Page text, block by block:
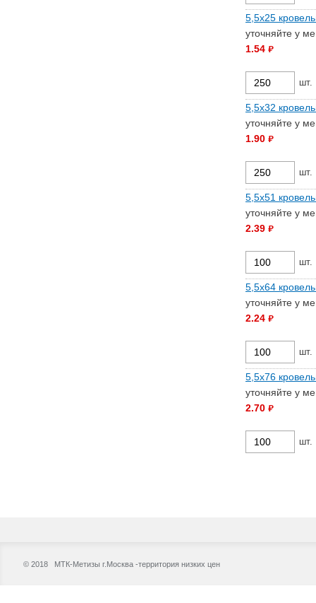
5,5х25
уточняйте у
1.54 руб.
шт.
5,5х32
уточняйте у
1.90 руб.
шт.
5,5х51
уточняйте у
2.39 руб.
шт.
5,5х64
уточняйте у
2.24 руб.
шт.
5,5х76
уточняйте у
2.70 руб.
шт.
© 2018 МТК-Метизы г.Москва -территория низких цен